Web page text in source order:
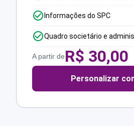
Informações do SPC
Quadro societário e
A partir deR$ 30,00
Personalizar